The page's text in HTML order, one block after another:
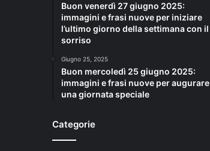
Buon venerdì 27 giugno 2025:
immagini e frasi nuove per iniziare
l’ultimo giorno della settimana con il
sorriso
Giugno 25, 2025
Buon mercoledì 25 giugno 2025:
immagini e frasi nuove per augurare
una giornata speciale
Categorie